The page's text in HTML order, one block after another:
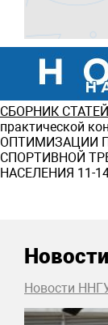
СБОРНИК СТАТЕЙ
практической
ОПТИМИЗАЦИИ
СПОРТИВНОЙ
НАСЕЛЕНИЯ 11-
Новости
Новости